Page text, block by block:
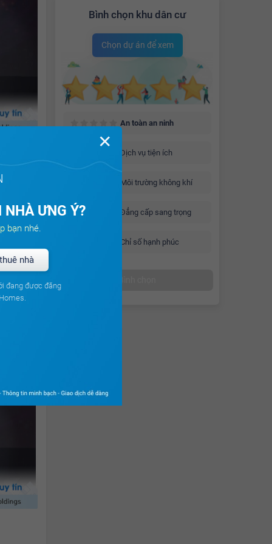
Bình chọn khu dân cư
Chọn dự án để xem
An toàn an ninh
Dịch vụ tiện ích
Môi trường không khí
Đẳng cấp sang trọng
Chỉ số hạnh phúc
ở
nhiều
✕
ƯNG Ý?
bạn nhé.
nhà
đang được đăng